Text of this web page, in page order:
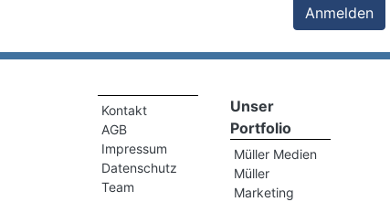
Kontakt
AGB
Impressum
Datenschutz
Team
Unser
Portfolio
Müller Medien
Müller
Marketing